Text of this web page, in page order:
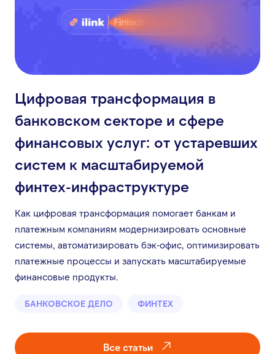
Цифровая трансформация в
банковском секторе и сфере
финансовых услуг: от устаревших
систем к масштабируемой
финтех-инфраструктуре
Как цифровая трансформация помогает банкам и
платежным компаниям модернизировать основные
системы, автоматизировать бэк-офис, оптимизировать
платежные процессы и запускать масштабируемые
финансовые продукты.
БАНКОВСКОЕ ДЕЛО ФИНТЕХ
Все статьи